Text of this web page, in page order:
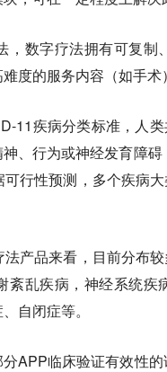
，数字疗法拥有可复
度的服务内容（如手术
11疾病分类标准，人
、行为或神经发育障
行性预测，多个疾病
产品来看，目前分布
紊乱疾病，神经系统
自闭症等。
APP临床验证有效性